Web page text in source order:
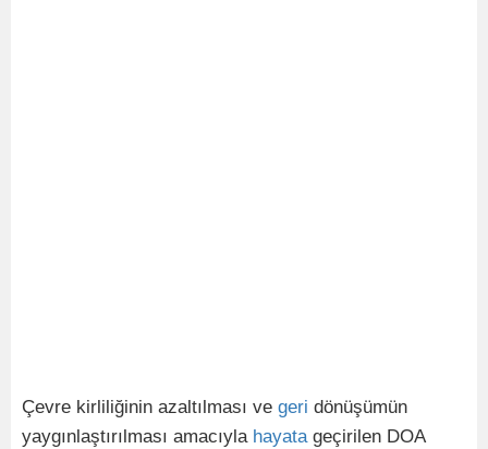
Çevre kirliliğinin azaltılması ve geri dönüşümün
yaygınlaştırılması amacıyla hayatageçirilen DOA